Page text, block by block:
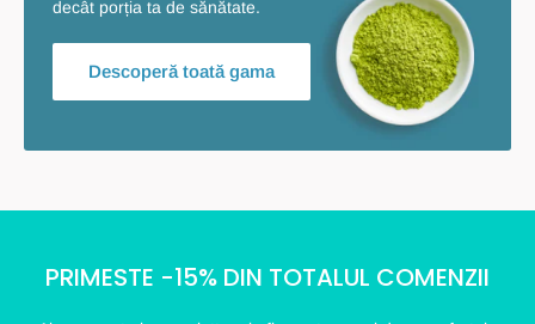
decât porția ta de sănătate.
Descoperă toată gama
PRIMESTE -15% DIN TOTALUL COMENZII